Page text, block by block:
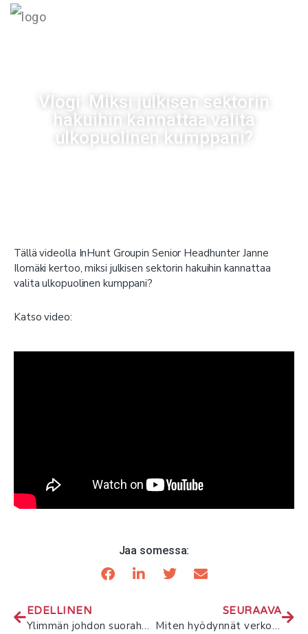
Vlogi: Miksi julkisen sektorin
hakuihin kannattaa valita
ulkopuolinen kumppani?
Tällä videolla InHunt Groupin Senior Headhunter Janne
Ilomäki kertoo, miksi julkisen sektorin hakuihin kannattaa
valita ulkopuolinen kumppani?
Katso video:
Jaa somessa:
EDELLINEN
Ylimmän johdon suorahaku
SEURAAVA
Miten hyödynnät verkostoasi työnhaussa